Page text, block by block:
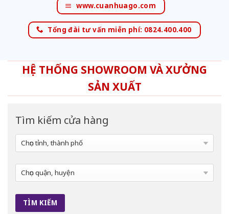
www.cuanhuago.com
Tổng đài tư vấn miễn phí: 0824.400.400
HỆ THỐNG SHOWROOM VÀ XƯỞNG
SẢN XUẤT
Tìm kiếm cửa hàng